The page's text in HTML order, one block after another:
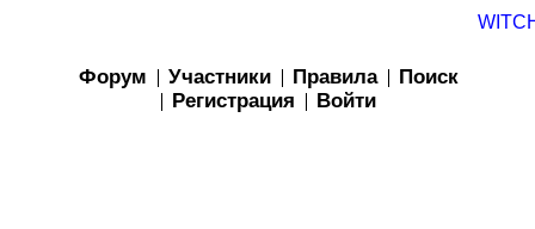
Форум Участники Правила
Поиск
Регистрация
Войти